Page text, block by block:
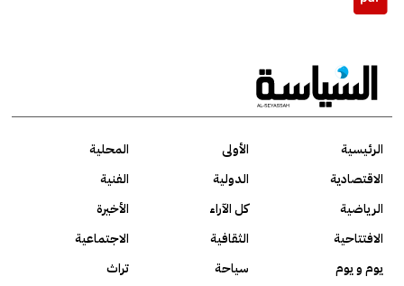
الرئيسية الأولى
المحلية
الاقتصادية
الدولية
الفنية
الرياضية
كل الآراء
الأخيرة
الافتتاحية
الثقافية
الاجتماعية
يوم و يوم
سياحة
تراث